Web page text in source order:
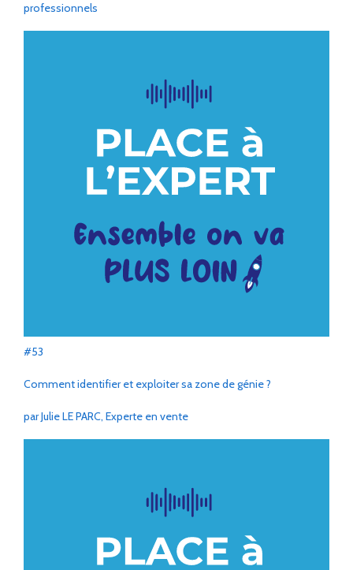
professionnels
#53
Comment identifier et exploiter sa zone de génie ?
par Julie LE PARC, Experte en vente